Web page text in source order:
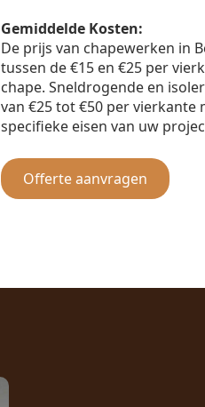
Gemiddelde Kosten:
De prijs van chapewerken in
tussen de €15 en €25 per
chape. Sneldrogende en
van €25 tot €50 per vierkante
specifieke eisen van uw
Offerte aanvragen